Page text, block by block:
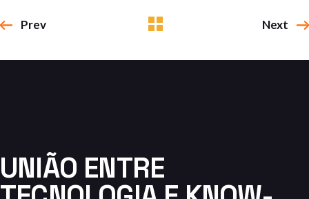
Prev Next
UNIÃO ENTRE